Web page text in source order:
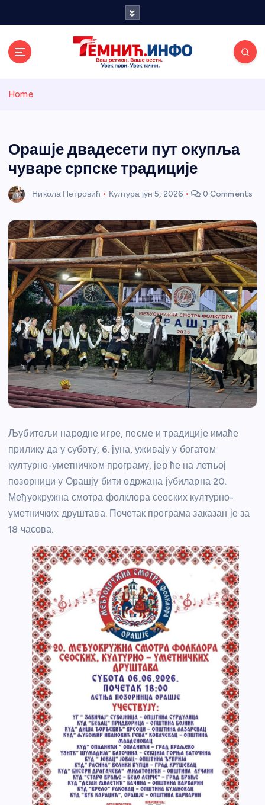
и портал
Home
Орашје двадесети пут окупља
чуваре српске традиције
Никола Петровић Култура јун 5, 2026 0 Comments
Љубитељи народне игре, песме и традиције имаће
прилику да у суботу, 6. јуна, уживају у богатом
културно-уметничком програму, јер ће на летњој
позорници у Орашју бити одржана јубиларна 20.
Међуокружна смотра фолклора сеоских културно-
уметничких друштава. Почетак програма заказан је за
18 часова.